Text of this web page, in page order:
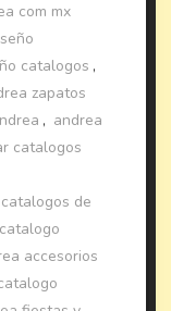
com mx
catalogos ,
zapatos
, andrea
catalogos
de
catalogo
accesorios